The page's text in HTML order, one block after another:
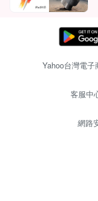
Yahoo台灣電
客服中
網路